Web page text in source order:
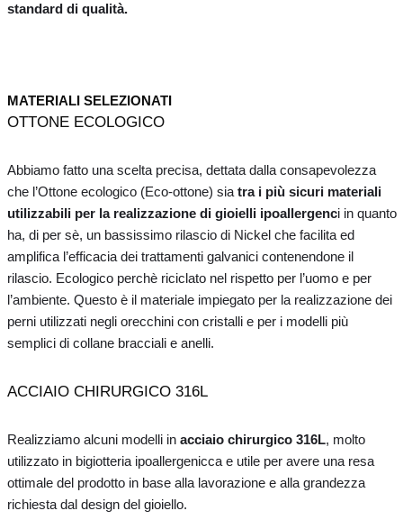
standard di qualità.
MATERIALI SELEZIONATI
OTTONE ECOLOGICO
Abbiamo fatto una scelta precisa, dettata dalla consapevolezza
che l’Ottone ecologico (Eco-ottone) sia tra i più sicuri materiali
utilizzabili per la realizzazione di gioielli ipoallergenci in quanto
ha, di per sè, un bassissimo rilascio di Nickel che facilita ed
amplifica l’efficacia dei trattamenti galvanici contenendone il
rilascio. Ecologico perchè riciclato nel rispetto per l’uomo e per
l’ambiente. Questo è il materiale impiegato per la realizzazione dei
perni utilizzati negli orecchini con cristalli e per i modelli più
semplici di collane bracciali e anelli.
ACCIAIO CHIRURGICO 316L
Realizziamo alcuni modelli in acciaio chirurgico 316L, molto
utilizzato in bigiotteria ipoallergenicca e utile per avere una resa
ottimale del prodotto in base alla lavorazione e alla grandezza
richiesta dal design del gioiello.